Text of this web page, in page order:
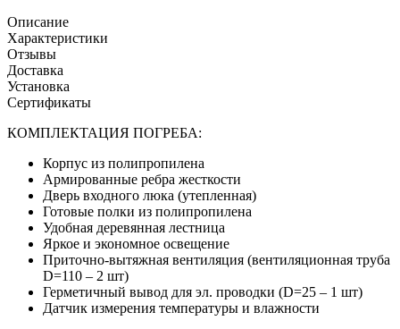
Описание
Характеристики
Отзывы
Доставка
Установка
Сертификаты
КОМПЛЕКТАЦИЯ ПОГРЕБА:
Корпус из полипропилена
Армированные ребра жесткости
Дверь входного люка (утепленная)
Готовые полки из полипропилена
Удобная деревянная лестница
Яркое и экономное освещение
Приточно-вытяжная вентиляция (вентиляционная труба
D=110 – 2 шт)
Герметичный вывод для эл. проводки (D=25 – 1 шт)
Датчик измерения температуры и влажности